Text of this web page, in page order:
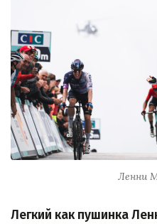
Ленни
Легкий как пушинка